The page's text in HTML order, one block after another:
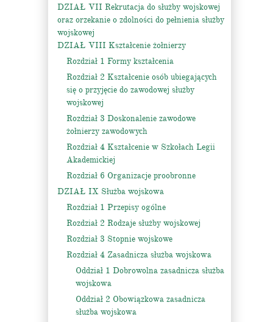
DZIAŁ VII Rekrutacja do służby wojskowej
oraz orzekanie o zdolności do pełnienia służby
wojskowej
DZIAŁ VIII Kształcenie żołnierzy
Rozdział 1 Formy kształcenia
Rozdział 2 Kształcenie osób ubiegających
się o przyjęcie do zawodowej służby
wojskowej
Rozdział 3 Doskonalenie zawodowe
żołnierzy zawodowych
Rozdział 4 Kształcenie w Szkołach Legii
Akademickiej
Rozdział 6 Organizacje proobronne
DZIAŁ IX Służba wojskowa
Rozdział 1 Przepisy ogólne
Rozdział 2 Rodzaje służby wojskowej
Rozdział 3 Stopnie wojskowe
Rozdział 4 Zasadnicza służba wojskowa
Oddział 1 Dobrowolna zasadnicza służba
wojskowa
Oddział 2 Obowiązkowa zasadnicza
służba wojskowa